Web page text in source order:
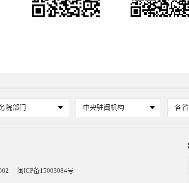
院部门 中央驻闽机构 各
闽ICP备15003084号